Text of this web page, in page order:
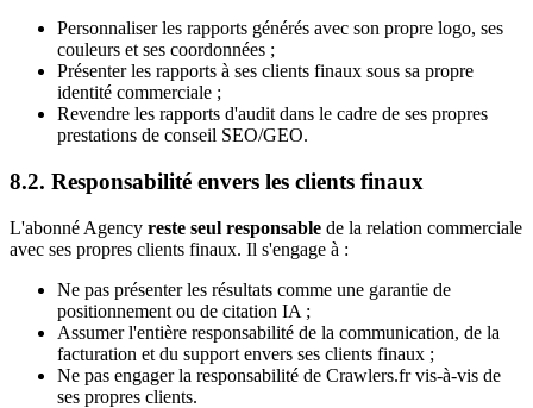
Personnaliser les rapports générés avec son propre logo, ses
couleurs et ses coordonnées ;
Présenter les rapports à ses clients finaux sous sa propre
identité commerciale ;
Revendre les rapports d'audit dans le cadre de ses propres
prestations de conseil SEO/GEO.
8.2. Responsabilité envers les clients finaux
L'abonné Agency reste seul responsable de la relation commerciale
avec ses propres clients finaux. Il s'engage à :
Ne pas présenter les résultats comme une garantie de
positionnement ou de citation IA ;
Assumer l'entière responsabilité de la communication, de la
facturation et du support envers ses clients finaux ;
Ne pas engager la responsabilité de Crawlers.fr vis-à-vis de
ses propres clients.